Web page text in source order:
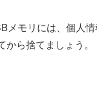
メモリには、個人
ら捨てましょう。